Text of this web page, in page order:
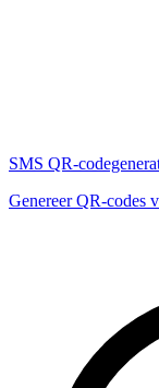
SMS QR-
Genereer QR-codes